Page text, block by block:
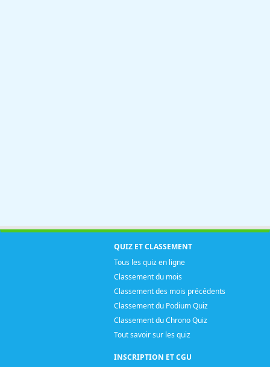
QUIZ ET CLASSEMENT
Tous les quiz en ligne
Classement du mois
Classement des mois précédents
Classement du Podium Quiz
Classement du Chrono Quiz
Tout savoir sur les quiz
INSCRIPTION ET CGU